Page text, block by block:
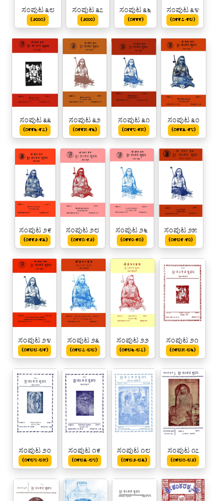
ಸಂಪುಟ ೩೮
(೨೦೦೧)
ಸಂಪುಟ ೩೭
(೨೦೦೦)
ಸಂಪುಟ ೩೬
(೧೯೯೯)
ಸಂಪುಟ ೩೪
(೧೯೯೭-೯೮)
ಸಂಪುಟ ೩೩
(೧೯೯೬-೯೭)
ಸಂಪುಟ ೩೨
(೧೯೯೫-೯೬)
ಸಂಪುಟ ೩೧
(೧೯೯೪-೯೫)
ಸಂಪುಟ ೩೦
(೧೯೯೩-೯೪)
ಸಂಪುಟ ೨೯
(೧೯೯೨-೯೩)
ಸಂಪುಟ ೨೮
(೧೯೯೧-೯೨)
ಸಂಪುಟ ೨೬
(೧೯೯೦-೯೧)
ಸಂಪುಟ ೨೫
(೧೯೮೯-೯೦)
ಸಂಪುಟ ೨೪
(೧೯೮೮-೮೯)
ಸಂಪುಟ ೨೩
(೧೯೮೭-೮೮)
ಸಂಪುಟ ೨೨
(೧೯೮೬-೮೭)
ಸಂಪುಟ ೨೧
(೧೯೮೫-೮೬)
ಸಂಪುಟ ೨೦
(೧೯೮೪-೮೫)
ಸಂಪುಟ ೧೯
(೧೯೮೩-೮೪)
ಸಂಪುಟ ೧೮
(೧೯೮೨-೮೩)
ಸಂಪುಟ ೧೭
(೧೯೮೧-೮೨)